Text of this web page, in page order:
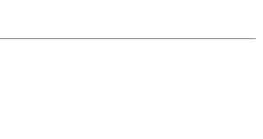
Management Software aufgenommen
folgende Features und Eigenschaften
von Wartungsarbeiten.